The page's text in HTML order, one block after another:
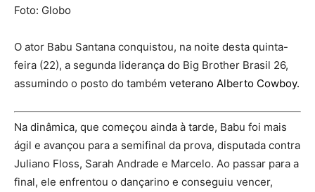
Foto: Globo
O ator Babu Santana conquistou, na noite desta quinta-
feira (22), a segunda liderança do Big Brother Brasil 26,
assumindo o posto do também veterano Alberto Cowboy.
Na dinâmica, que começou ainda à tarde, Babu foi mais
ágil e avançou para a semifinal da prova, disputada contra
Juliano Floss, Sarah Andrade e Marcelo. Ao passar para a
final, ele enfrentou o dançarino e conseguiu vencer,